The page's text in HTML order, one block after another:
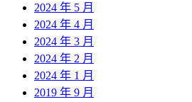
2024 年 5 月
2024 年 4 月
2024 年 3 月
2024 年 2 月
2024 年 1 月
2019 年 9 月